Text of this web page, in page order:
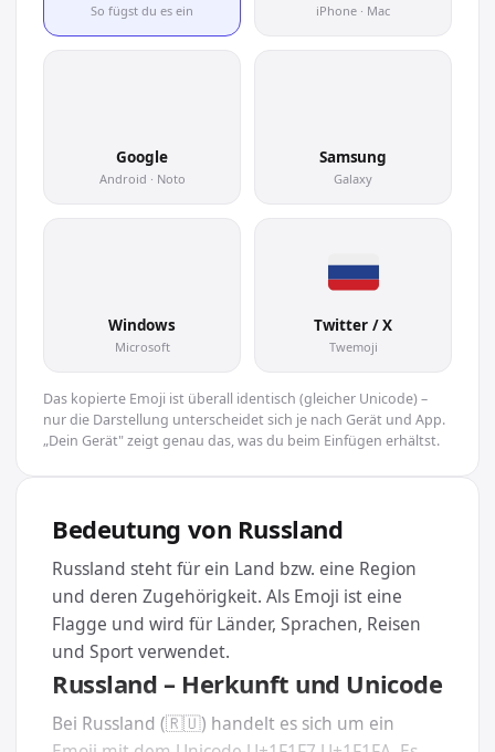
So fügst du es ein iPhone · Mac
Google
Android · Noto
Samsung
Galaxy
Windows
Microsoft
Twitter / X
Twemoji
Das kopierte Emoji ist überall identisch (gleicher Unicode) –
nur die Darstellung unterscheidet sich je nach Gerät und App.
„Dein Gerät" zeigt genau das, was du beim Einfügen erhältst.
Bedeutung von Russland
Russland steht für ein Land bzw. eine Region
und deren Zugehörigkeit. Als Emoji ist eine
Flagge und wird für Länder, Sprachen, Reisen
und Sport verwendet.
Russland – Herkunft und Unicode
Bei Russland (🇷🇺) handelt es sich um ein